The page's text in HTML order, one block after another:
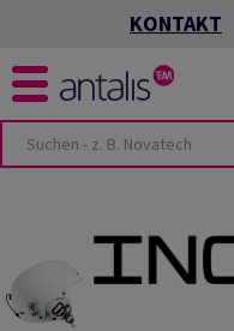
KONTAKT